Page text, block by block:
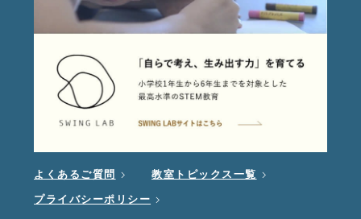
よくあるご質問
教室トピックス一覧
プライバシーポリシー